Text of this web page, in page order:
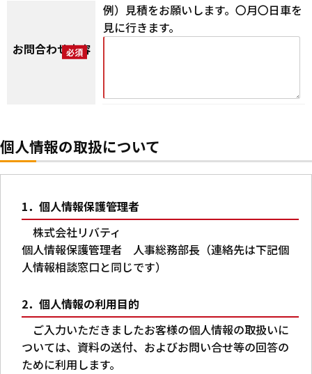
お問合わせ内容
例）見積をお願いします。〇月〇日車を
見に行きます。
個人情報の取扱について
1．個人情報保護管理者
株式会社リバティ
個人情報保護管理者 人事総務部長（連絡先は下記個
人情報相談窓口と同じです）
2．個人情報の利用目的
ご入力いただきましたお客様の個人情報の取扱いに
ついては、資料の送付、およびお問い合せ等の回答の
ために利用します。